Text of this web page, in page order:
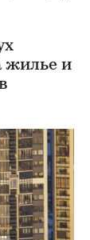
жилье и